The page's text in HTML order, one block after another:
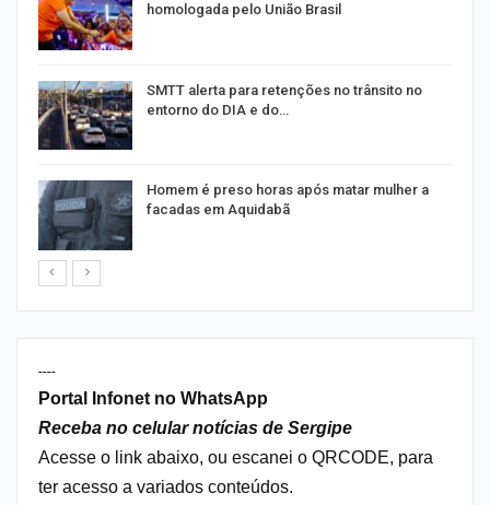
homologada pelo União Brasil
SMTT alerta para retenções no trânsito no
entorno do DIA e do…
Homem é preso horas após matar mulher a
facadas em Aquidabã
----
Portal Infonet no WhatsApp
Receba no celular notícias de Sergipe
Acesse o link abaixo, ou escanei o QRCODE, para
ter acesso a variados conteúdos.